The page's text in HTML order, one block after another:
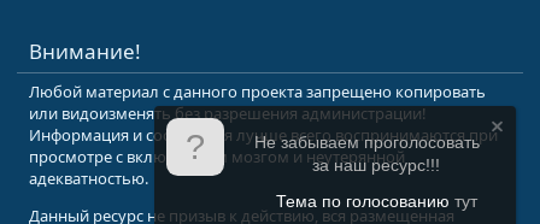
Внимание!
Любой материал с данного проекта запрещено копировать
или видоизменять без разрешения администрации!
Информация и сообщения лучше всего воспринимаются при
просмотре с включенным мозгом и неутерянной
адекватностью.
Данный ресурс не призыв к действию, вся размещенная
Не забываем проголосовать
за наш ресурс!!!
Тема по голосованию тут